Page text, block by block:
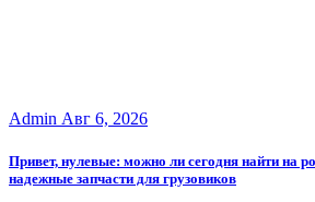
Admin Авг 6, 2026
Привет, нулевые: можно ли сегодня найти на
надежные запчасти для грузовиков